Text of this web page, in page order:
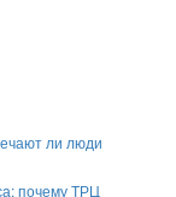
ли люди
почему ТРЦ